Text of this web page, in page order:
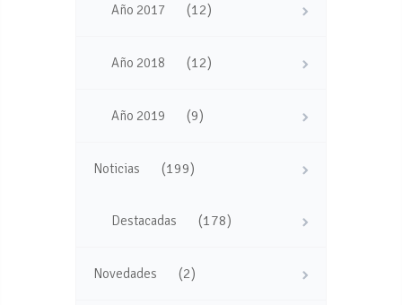
Año 2017 (12)
Año 2018 (12)
Año 2019 (9)
Noticias (199)
Destacadas (178)
Novedades (2)